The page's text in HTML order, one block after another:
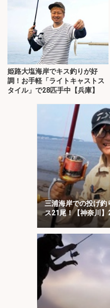
姫路大塩海岸でキス釣りが好
調！お手軽「ライトキャストス
タイル」で28匹手中【兵庫】
三浦海岸での投げ
ス21尾！【神奈川